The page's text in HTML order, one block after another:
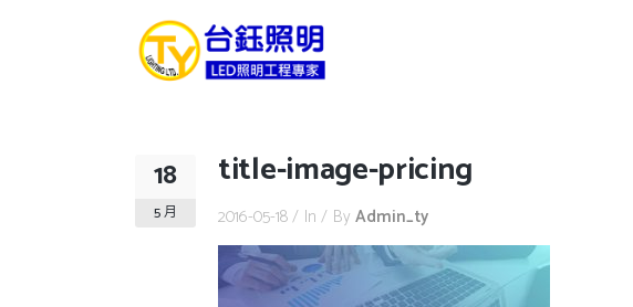
18
5 月
title-image-pricing
2016-05-18 In By Admin_ty